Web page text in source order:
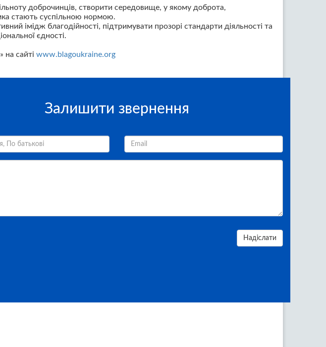
доброчинців, створити середовище, у якому доброта,
стають суспільною нормою.
імідж благодійності, підтримувати прозорі стандарти діяльності та
єдності.
на сайті www.blagoukraine.org
Залишити звернення
Надіслати